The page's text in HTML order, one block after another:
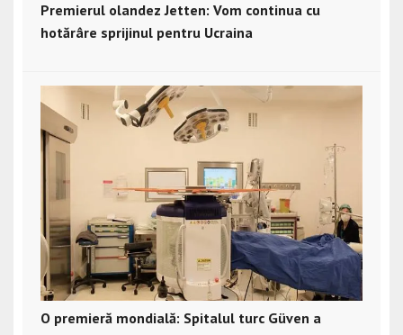
Premierul olandez Jetten: Vom continua cu
hotărâre sprijinul pentru Ucraina
O premieră mondială: Spitalul turc Güven a